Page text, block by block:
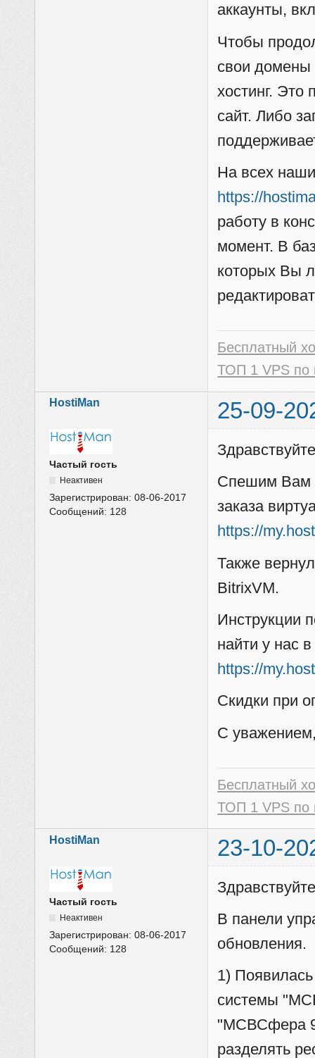
аккаунты,
Чтобы
свои домены
хостинг. Это
сайт. Либо
На всех
https://
работу в
момент. В
которых Вы
Бесплатный
ТОП 1 VPS по
HostiMan 25-09-
Частый гость
Неактивен
Зарегистрирован:08-06-2017
Сообщений: 128
Спешим Вам
заказа
https://
Также
BitrixVM.
Инструкции
найти у нас
https://
Скидки при
С
Бесплатный
ТОП 1 VPS по
HostiMan 23-10-
Частый гость
Неактивен
Зарегистрирован:08-06-2017
Сообщений: 128
В панели
обновления.
1)
системы
"МСВСфера
разделять